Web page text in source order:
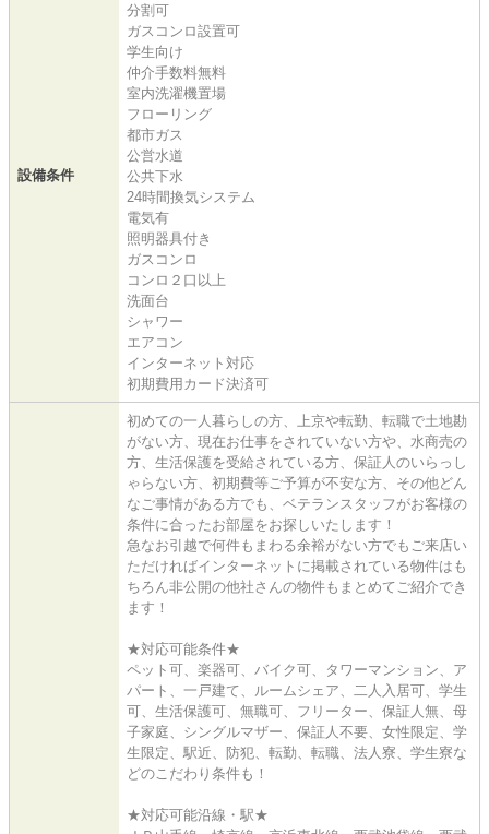
設備条件
分割可
ガスコンロ設置可
学生向け
仲介手数料無料
室内洗濯機置場
フローリング
都市ガス
公営水道
公共下水
24時間換気システム
電気有
照明器具付き
ガスコンロ
コンロ２口以上
洗面台
シャワー
エアコン
インターネット対応
初期費用カード決済可
初めての一人暮らしの方、上京や転勤、転職で土地勘
がない方、現在お仕事をされていない方や、水商売の
方、生活保護を受給されている方、保証人のいらっし
ゃらない方、初期費等ご予算が不安な方、その他どん
なご事情がある方でも、ベテランスタッフがお客様の
条件に合ったお部屋をお探しいたします！
急なお引越で何件もまわる余裕がない方でもご来店い
ただければインターネットに掲載されている物件はも
ちろん非公開の他社さんの物件もまとめてご紹介でき
ます！
★対応可能条件★
ペット可、楽器可、バイク可、タワーマンション、ア
パート、一戸建て、ルームシェア、二人入居可、学生
可、生活保護可、無職可、フリーター、保証人無、母
子家庭、シングルマザー、保証人不要、女性限定、学
生限定、駅近、防犯、転勤、転職、法人寮、学生寮な
どのこだわり条件も！
★対応可能沿線・駅★